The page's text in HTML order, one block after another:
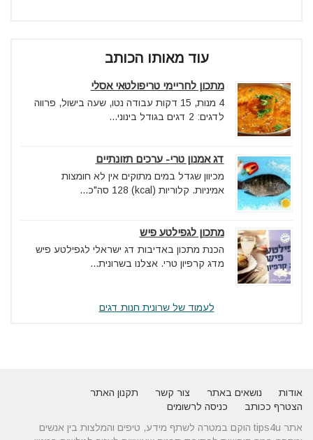
עוד מאותו הכותב
מתכון לחריימי טריפולטאי אסלי
4 מנות, 15 דקות עבודה נטו, שעה בישול, פרווה
לדגים: 2 דגים בגודל בינוני...
דג אמנון טרי- ערכים תזונתיים
מכיוון שגדל במים מתוקים אין לא חומצות
אמיניות. קלוריות (kcal) 128 סה"כ...
מתכון לגפילטע פיש
הכנת מתכון באדיבות דג ישראלי לגפילטע פיש
מדג קרפיון טרי. אצלנו בשרונית...
לעמוד של שרונית חנות דגים
אודות נושאים באתר צור קשר
תקנון האתר
הצטרף ככותב
כניסה לרשומים
אתר tips4u הוקם במטרה לשתף מידע, טיפים והמלצות בין אנשים